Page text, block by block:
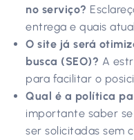
no serviço?
entrega e quais
O site já será
busca (SEO)? A
para facilitar o
Qual é a política
importante saber
ser solicitadas sem